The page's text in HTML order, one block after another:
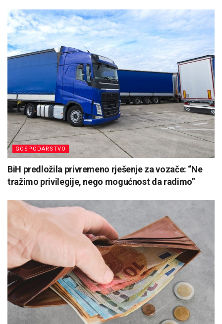
GOSPODARSTVO
BiH predložila privremeno rješenje za vozače: “Ne
tražimo privilegije, nego mogućnost da radimo”